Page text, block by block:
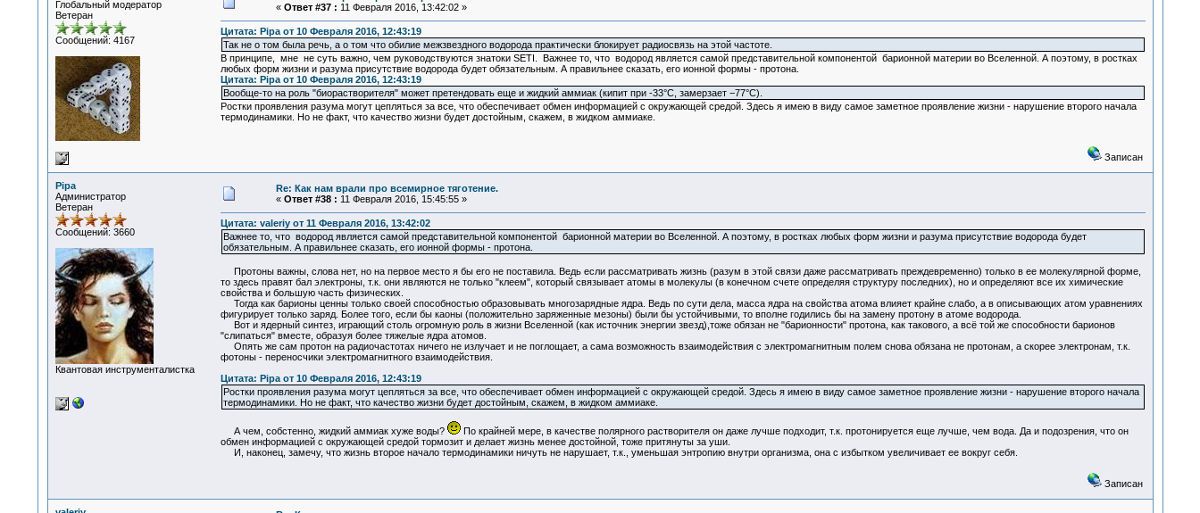
Глобальный модератор
Ветеран
Сообщений: 4167
« Ответ #37 : 11 Февраля 2016, 13:42:02 »
Цитата: Pipa от 10 Февраля 2016, 12:43:19
Так не о том была речь, а о том что обилие межзвездного водорода практически блокирует радиосвязь на этой частоте.
В принципе, мне не суть важно, чем руководствуются знатоки SETI. Важнее то, что водород является самой представительной компонентой барионной материи во Вселенной. А поэтому, в ростках
любых форм жизни и разума присутствие водорода будет обязательным. А правильнее сказать, его ионной формы - протона.
Цитата: Pipa от 10 Февраля 2016, 12:43:19
Вообще-то на роль "биорастворителя" может претендовать еще и жидкий аммиак (кипит при -33°C, замерзает −77°C).
Ростки проявления разума могут цепляться за все, что обеспечивает обмен информацией с окружающей средой. Здесь я имею в виду самое заметное проявление жизни - нарушение второго начала
термодинамики. Но не факт, что качество жизни будет достойным, скажем, в жидком аммиаке.
Записан
Pipa
Администратор
Ветеран
Сообщений: 3660
Квантовая инструменталистка
Re: Как нам врали про всемирное тяготение.
« Ответ #38 : 11 Февраля 2016, 15:45:55 »
Цитата: valeriy от 11 Февраля 2016, 13:42:02
Важнее то, что водород является самой представительной компонентой барионной материи во Вселенной. А поэтому, в ростках любых форм жизни и разума присутствие водорода будет
обязательным. А правильнее сказать, его ионной формы - протона.
Протоны важны, слова нет, но на первое место я бы его не поставила. Ведь если рассматривать жизнь (разум в этой связи даже рассматривать преждевременно) только в ее молекулярной форме,
то здесь правят бал электроны, т.к. они являются не только "клеем", который связывает атомы в молекулы (в конечном счете определяя структуру последних), но и определяют все их химические
свойства и большую часть физических.
Тогда как барионы ценны только своей способностью образовывать многозарядные ядра. Ведь по сути дела, масса ядра на свойства атома влияет крайне слабо, а в описывающих атом уравнениях
фигурирует только заряд. Более того, если бы каоны (положительно заряженные мезоны) были бы устойчивыми, то вполне годились бы на замену протону в атоме водорода.
Вот и ядерный синтез, играющий столь огромную роль в жизни Вселенной (как источник энергии звезд),тоже обязан не "барионности" протона, как такового, а всё той же способности барионов
"слипаться" вместе, образуя более тяжелые ядра атомов.
Опять же сам протон на радиочастотах ничего не излучает и не поглощает, а сама возможность взаимодействия с электромагнитным полем снова обязана не протонам, а скорее электронам, т.к.
фотоны - переносчики электромагнитного взаимодействия.
Цитата: Pipa от 10 Февраля 2016, 12:43:19
Ростки проявления разума могут цепляться за все, что обеспечивает обмен информацией с окружающей средой. Здесь я имею в виду самое заметное проявление жизни - нарушение второго начала
термодинамики. Но не факт, что качество жизни будет достойным, скажем, в жидком аммиаке.
А чем, собстенно, жидкий аммиак хуже воды?
По крайней мере, в качестве полярного растворителя он даже лучше подходит, т.к. протонируется еще лучше, чем вода. Да и подозрения, что он
обмен информацией с окружающей средой тормозит и делает жизнь менее достойной, тоже притянуты за уши.
И, наконец, замечу, что жизнь второе начало термодинамики ничуть не нарушает, т.к., уменьшая энтропию внутри организма, она с избытком увеличивает ее вокруг себя.
Записан